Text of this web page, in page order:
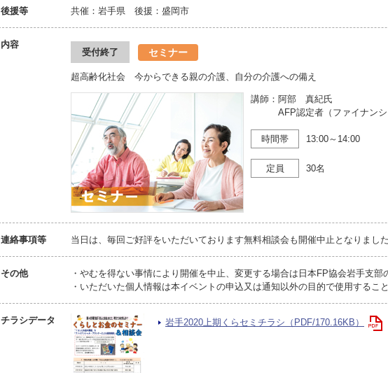
後援等 共催：岩手県 後援：盛岡市
内容
受付終了 セミナー
超高齢化社会 今からできる親の介護、自分の介護への備え
講師：阿部 真紀氏
AFP認定者（ファイナンシャ
時間帯 13:00～14:00
定員 30名
連絡事項等 当日は、毎回ご好評をいただいております無料相談会も開催中止となりました
その他
・やむを得ない事情により開催を中止、変更する場合は日本FP協会岩手支部
・いただいた個人情報は本イベントの申込又は通知以外の目的で使用するこ
チラシデータ 岩手2020上期くらセミチラシ（PDF/170.16KB）